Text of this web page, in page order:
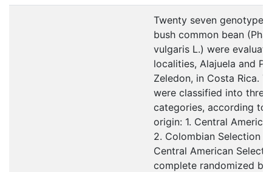
Twenty seven
bush common bean
vulgaris L.) were
localities, Alajuela and
Zeledon, in Costa Rica.
were classified into three
categories, according to
origin: 1. Central
2. Colombian Selection
Central American
complete randomized